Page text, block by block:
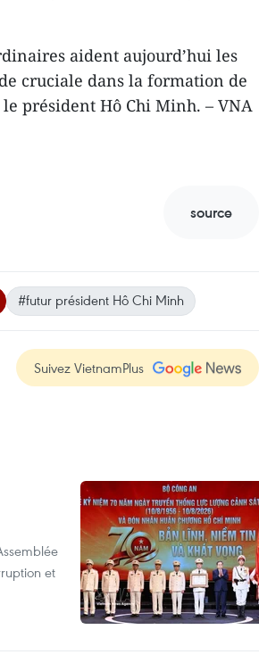
aident aujourd’hui les
cruciale dans la formation de
président Hô Chi Minh. – VNA
source
#futur président Hô Chi Minh
Suivez VietnamPlus
et